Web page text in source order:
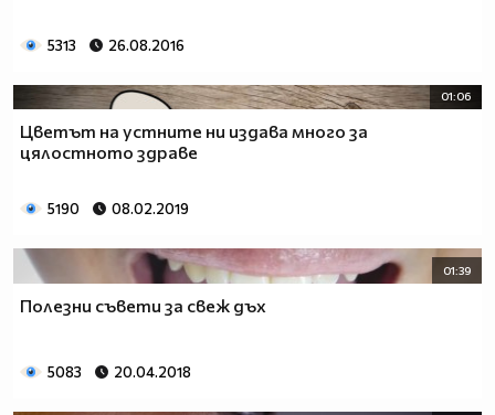
5313 26.08.2016
01:06
Цветът на устните ни издава много за
цялостното здраве
5190 08.02.2019
01:39
Полезни съвети за свеж дъх
5083 20.04.2018